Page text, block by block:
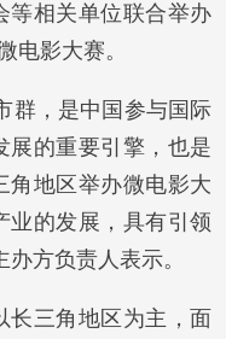
等相关单位联合举办
电影大赛。
，是中国参与国际
展的重要引擎，也是
角地区举办微电影大
业的发展，具有引领
方负责人表示。
三角地区为主，面